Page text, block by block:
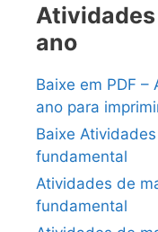
Atividades
ano
Baixe em PDF
ano para
Baixe
fundamental
Atividades de
fundamental